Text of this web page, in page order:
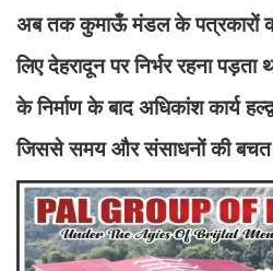
अब तक कुमाऊँ मंडल के पत्रकारों
लिए देहरादून पर निर्भर रहना
के निर्माण के बाद अधिकांश कार्य
जिससे समय और संसाधनों की बचत